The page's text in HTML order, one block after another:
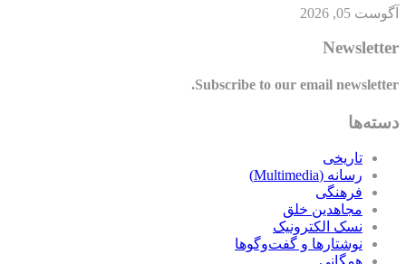
آگوست 05, 2026
Newsletter
Subscribe to our email newsletter.
دسته‌ها
تاریخی
رسانه (Multimedia)
فرهنگی
مجاهدین خلق
نسک الکترونیک
نوشتارها و گفت‌وگوها